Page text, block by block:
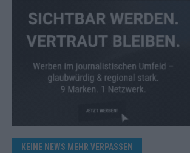
KEINE NEWS MEHR VERPASSEN